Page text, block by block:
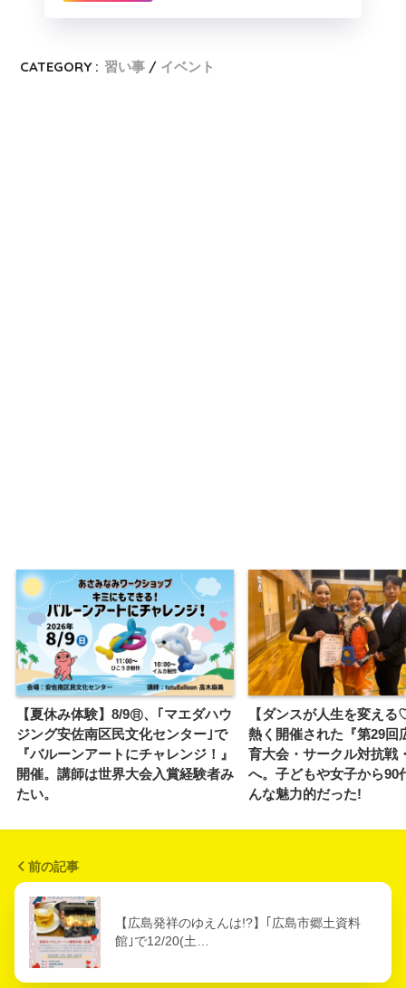
CATEGORY : 習い事 イベント
【夏休み体験】8/9㊐、｢マエダハウ
ジング安佐南区民文化センター｣で
『バルーンアートにチャレンジ！』
開催。講師は世界大会入賞経験者み
たい。
【ダンスが人生を変え
熱く開催された『第29回
育大会・サークル対抗戦
へ。子どもや女子から90
んな魅力的だった!
前の記事
【広島発祥のゆえんは!?】｢広島市郷土資料
館｣で12/20(土…